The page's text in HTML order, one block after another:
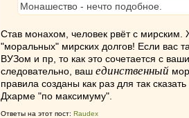
Монашество - нечто подобное.
Став монахом, человек рвёт с
"моральных" мирских долгов! Если вас
ВУЗом и пр, то как это сочетается с
следовательно, ваш единственный
правила созданы как раз для так
Дхарме "по максимуму".
Ответы на этот пост: Raudex